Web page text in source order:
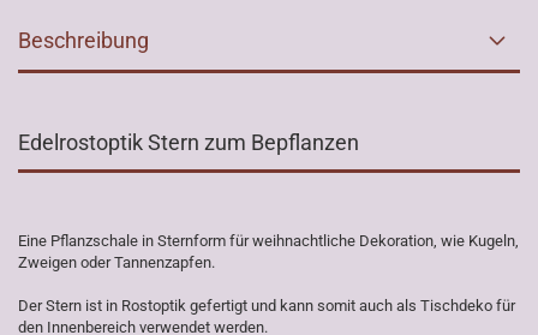
Beschreibung
Edelrostoptik Stern zum Bepflanzen
Eine Pflanzschale in Sternform für weihnachtliche Dekoration, wie Kugeln,
Zweigen oder Tannenzapfen.
Der Stern ist in Rostoptik gefertigt und kann somit auch als Tischdeko für
den Innenbereich verwendet werden.